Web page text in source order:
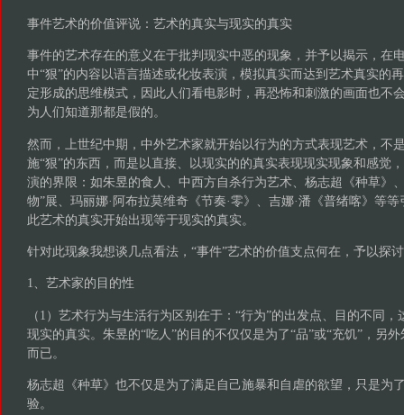
事件艺术的价值评说：艺术的真实与现实的真实
事件的艺术存在的意义在于批判现实中恶的现象，并予以揭示，在
中“狠”的内容以语言描述或化妆表演，模拟真实而达到艺术真实的
定形成的思维模式，因此人们看电影时，再恐怖和刺激的画面也不
为人们知道那都是假的。
然而，上世纪中期，中外艺术家就开始以行为的方式表现艺术，不
施“狠”的东西，而是以直接、以现实的的真实表现现实现象和感觉
演的界限：如朱昱的食人、中西方自杀行为艺术、杨志超《种草》
物”展、玛丽娜·阿布拉莫维奇《节奏·零》、吉娜·潘《普绪喀》等
此艺术的真实开始出现等于现实的真实。
针对此现象我想谈几点看法，“事件”艺术的价值支点何在，予以探
1、艺术家的目的性
（1）艺术行为与生活行为区别在于：“行为”的出发点、目的不同
现实的真实。朱昱的“吃人”的目的不仅仅是为了“品”或“充饥”，另
而已。
杨志超《种草》也不仅是为了满足自己施暴和自虐的欲望，只是为
验。